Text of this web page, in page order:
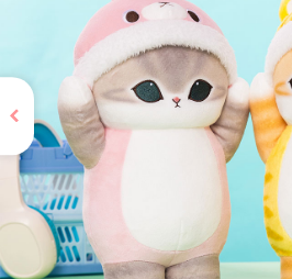
PRIZE 公式
CAPSULE TOY 公
CAPSULE TOY 公
プライバシーポリシー